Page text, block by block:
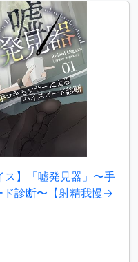
ス】「嘘発見器」〜手
ド診断〜【射精我慢→